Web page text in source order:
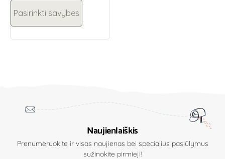
Pasirinkti savybes
Naujienlaiškis
Prenumeruokite ir visas naujienas bei specialius pasiūlymus
sužinokite pirmieji!